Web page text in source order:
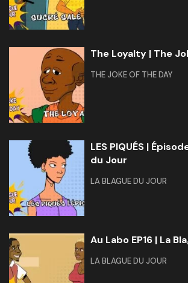
The Loyalty | The
THE JOKE OF THE DAY
LES PIQUÉS |
du Jour
LA BLAGUE DU JOUR
Au Labo EP16 | La
LA BLAGUE DU JOUR